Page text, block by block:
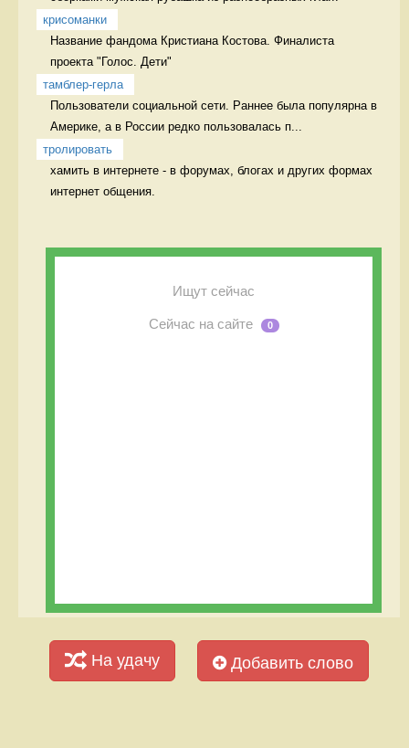
крисоманки
Название фандома Кристиана Костова. Финалиста
проекта "Голос. Дети"
тамблер-герла
Пользователи социальной сети. Раннее была популярна в
Америке, а в России редко пользовалась п...
тролировать
хамить в интернете - в форумах, блогах и других формах
интернет общения.
Ищут сейчас
Сейчас на сайте 0
На удачу Добавить слово